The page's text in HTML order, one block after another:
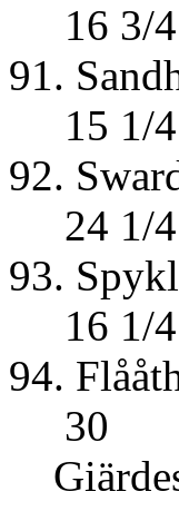
16 3/4
91.
15 1/4
24 1/4
16 1/4
30